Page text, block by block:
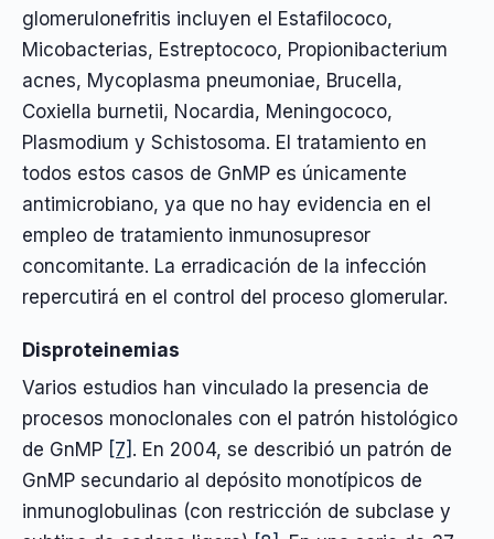
glomerulonefritis incluyen el Estafilococo,
Micobacterias, Estreptococo, Propionibacterium
acnes, Mycoplasma pneumoniae, Brucella,
Coxiella burnetii, Nocardia, Meningococo,
Plasmodium y Schistosoma. El tratamiento en
todos estos casos de GnMP es únicamente
antimicrobiano, ya que no hay evidencia en el
empleo de tratamiento inmunosupresor
concomitante. La erradicación de la infección
repercutirá en el control del proceso glomerular.
Disproteinemias
Varios estudios han vinculado la presencia de
procesos monoclonales con el patrón histológico
de GnMP [7] . En 2004, se describió un patrón de
GnMP secundario al depósito monotípicos de
inmunoglobulinas (con restricción de subclase y